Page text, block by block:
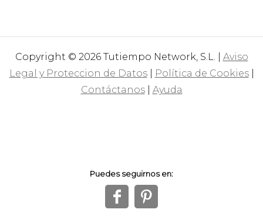
Copyright © 2026 Tutiempo Network, S.L. | Aviso
Legal y Proteccion de Datos| Política de Cookies|
Contáctanos| Ayuda
Puedes seguirnos en:
f 1